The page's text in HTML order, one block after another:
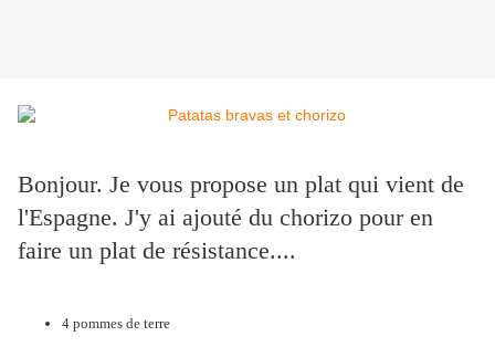
Bonjour. Je vous propose un plat qui vient de
l'Espagne. J'y ai ajouté du chorizo pour en
faire un plat de résistance....
4 pommes de terre